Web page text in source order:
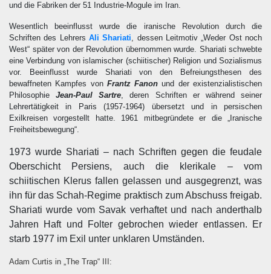
und die Fabriken der 51 Industrie-Mogule im Iran.
Wesentlich beeinflusst wurde die iranische Revolution durch die
Schriften des Lehrers Ali Shariati, dessen Leitmotiv „Weder Ost noch
West“ später von der Revolution übernommen wurde. Shariati schwebte
eine Verbindung von islamischer (schiitischer) Religion und Sozialismus
vor. Beeinflusst wurde Shariati von den Befreiungsthesen des
bewaffneten Kampfes von Frantz Fanon und der existenzialistischen
PhilosophieJean-Paul Sartre, deren Schriften er während seiner
Lehrertätigkeit in Paris (1957-1964) übersetzt und in persischen
Exilkreisen vorgestellt hatte. 1961 mitbegründete er die „Iranische
Freiheitsbewegung“.
1973 wurde Shariati – nach Schriften gegen die feudale
Oberschicht Persiens, auch die klerikale – vom
schiitischen Klerus fallen gelassen und ausgegrenzt, was
ihn für das Schah-Regime praktisch zum Abschuss freigab.
Shariati wurde vom Savak verhaftet und nach anderthalb
Jahren Haft und Folter gebrochen wieder entlassen. Er
starb 1977 im Exil unter unklaren Umständen.
Adam Curtis in „The Trap“ III: